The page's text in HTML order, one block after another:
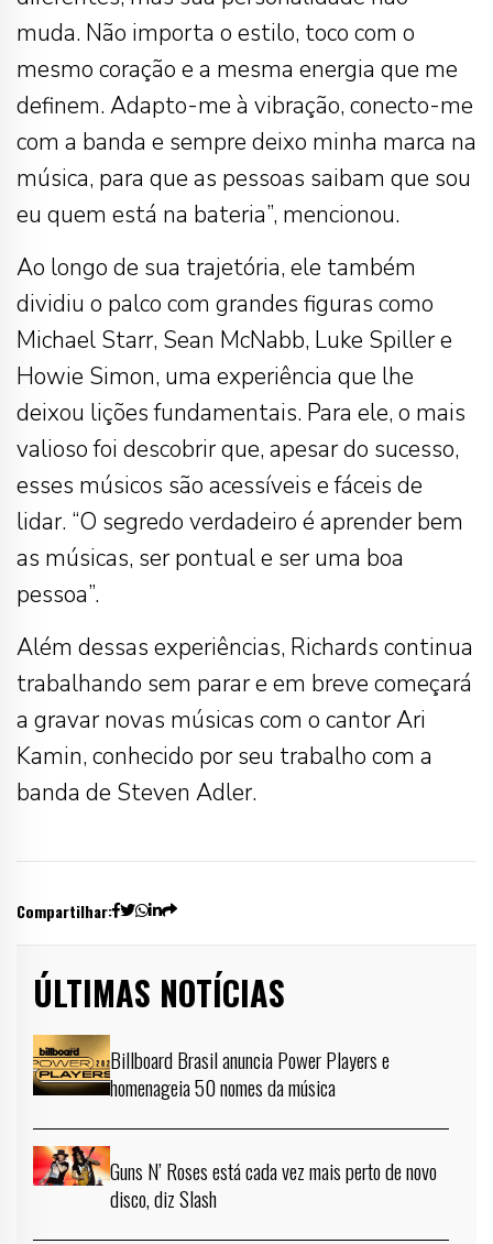
muda. Não importa o estilo, toco com o
mesmo coração e a mesma energia que me
definem. Adapto-me à vibração, conecto-me
com a banda e sempre deixo minha marca na
música, para que as pessoas saibam que sou
eu quem está na bateria”, mencionou.
Ao longo de sua trajetória, ele também
dividiu o palco com grandes figuras como
Michael Starr, Sean McNabb, Luke Spiller e
Howie Simon, uma experiência que lhe
deixou lições fundamentais. Para ele, o mais
valioso foi descobrir que, apesar do sucesso,
esses músicos são acessíveis e fáceis de
lidar. “O segredo verdadeiro é aprender bem
as músicas, ser pontual e ser uma boa
pessoa”.
Além dessas experiências, Richards continua
trabalhando sem parar e em breve começará
a gravar novas músicas com o cantor Ari
Kamin, conhecido por seu trabalho com a
banda de Steven Adler.
Compartilhar:
ÚLTIMAS NOTÍCIAS
Billboard Brasil anuncia Power Players e
homenageia 50 nomes da música
Guns N’ Roses está cada vez mais perto de novo
disco, diz Slash